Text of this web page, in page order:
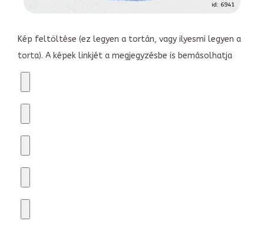
id: 6941
Kép feltöltése (ez legyen a tortán, vagy ilyesmi legyen a
torta). A képek linkjét a megjegyzésbe is bemásolhatja